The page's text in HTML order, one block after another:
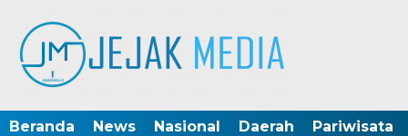
Beranda News Nasional Daerah Pariwisata